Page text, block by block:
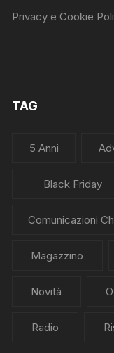
Privacy e Cookie
TAG
5 Anni
Black Friday
Comunicazioni
Magazzino
Novità
Radio